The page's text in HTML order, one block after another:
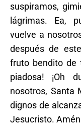
suspiramos,
lágrimas. Ea,
vuelve a
después de
fruto bendito de
piadosa! ¡Oh
nosotros, Santa
dignos de
Jesucristo.